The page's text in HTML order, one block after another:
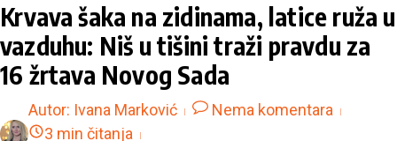
Krvava šaka na zidinama, latice ruža u
vazduhu: Niš u tišini traži pravdu za
16 žrtava Novog Sada
Autor: Ivana Marković
Nema komentara
3 min čitanja